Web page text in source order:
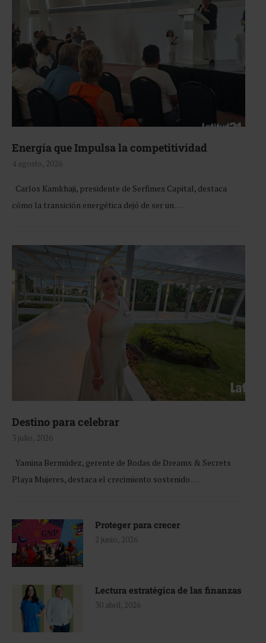
Energía que Impulsa la competitividad
4 agosto, 2026
Carlos Kamkhaji, presidente de Serfimex Capital, destaca
cómo la transición energética dejó de ser un …
Destino para celebrar
3 julio, 2026
Yamina Bermúdez, gerente de Bodas de Dreams & Secrets
Playa Mujeres, destaca el crecimiento sostenido …
Proteger para crecer
2 junio, 2026
Lectura estratégica de las finanzas
30 abril, 2026